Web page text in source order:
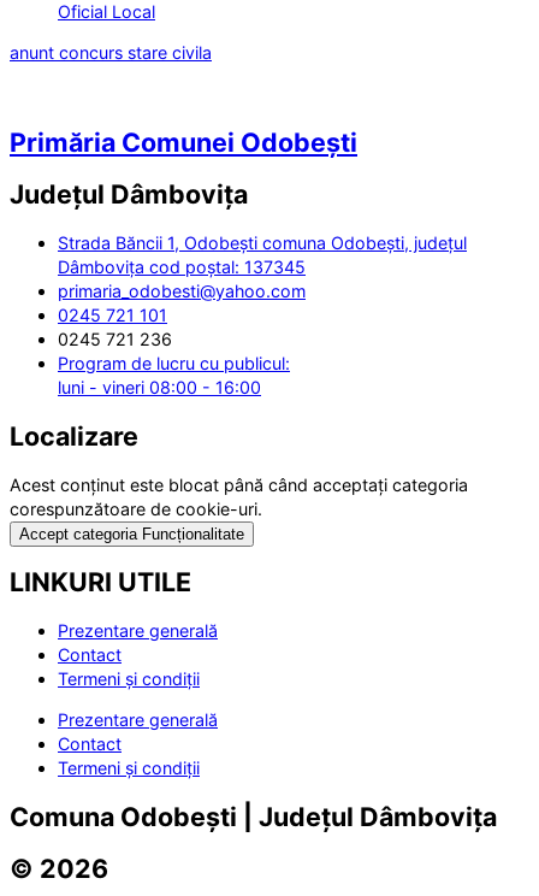
Oficial Local
anunt concurs stare civila
Primăria Comunei Odobești
Județul Dâmbovița
Strada Băncii 1, Odobești comuna Odobești, județul
Dâmbovița cod poștal: 137345
primaria_odobesti@yahoo.com
0245 721 101
0245 721 236
Program de lucru cu publicul:
luni - vineri 08:00 - 16:00
Localizare
Acest conținut este blocat până când acceptați categoria
corespunzătoare de cookie-uri.
Accept categoria Funcționalitate
LINKURI UTILE
Prezentare generală
Contact
Termeni și condiții
Prezentare generală
Contact
Termeni și condiții
Comuna Odobești | Județul Dâmbovița
© 2026